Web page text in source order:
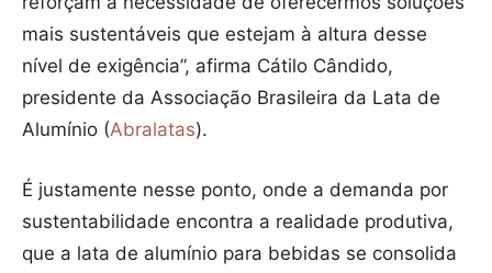
mais sustentáveis que estejam à altura desse
nível de exigência”, afirma Cátilo Cândido,
presidente da Associação Brasileira da Lata de
Alumínio (Abralatas).
É justamente nesse ponto, onde a demanda por
sustentabilidade encontra a realidade produtiva,
que a lata de alumínio para bebidas se consolida